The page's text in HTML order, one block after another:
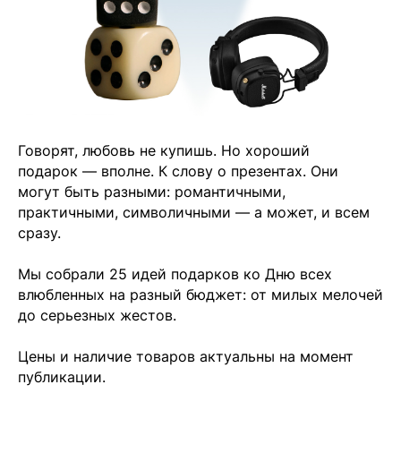
Говорят, любовь не купишь. Но хороший
подарок — вполне. К слову о презентах. Они
могут быть разными: романтичными,
практичными, символичными — а может, и всем
сразу.
Мы собрали 25 идей подарков ко Дню всех
влюбленных на разный бюджет: от милых мелочей
до серьезных жестов.
Цены и наличие товаров актуальны на момент
публикации.